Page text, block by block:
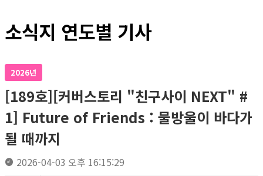
소식지 연도별 기사
2026년
[189호][커버스토리 "친구사이 NEXT" #
1] Future of Friends : 물방울이 바다가
될 때까지
2026-04-03 오후 16:15:29